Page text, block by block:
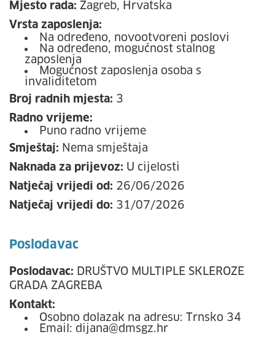
Mjesto rada: Zagreb, Hrvatska
Vrsta zaposlenja:
Na određeno, novootvoreni poslovi
Na određeno, mogućnost stalnog
zaposlenja
Mogućnost zaposlenja osoba s
invaliditetom
Broj radnih mjesta: 3
Radno vrijeme:
Puno radno vrijeme
Smještaj: Nema smještaja
Naknada za prijevoz: U cijelosti
Natječaj vrijedi od: 26/06/2026
Natječaj vrijedi do: 31/07/2026
Poslodavac
Poslodavac: DRUŠTVO MULTIPLE SKLEROZE
GRADA ZAGREBA
Kontakt:
Osobno dolazak na adresu: Trnsko 34
Email: dijana@dmsgz.hr